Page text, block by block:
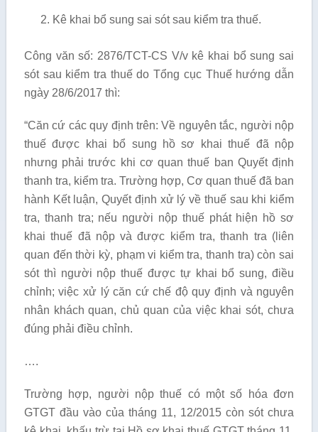
Kê khai bổ sung sai sót sau kiểm tra thuế.
Công văn số: 2876/TCT-CS V/v kê khai bổ sung sai
sót sau kiểm tra thuế do Tổng cục Thuế hướng dẫn
ngày 28/6/2017 thì:
“Căn cứ các quy định trên: Về nguyên tắc, người nộp
thuế được khai bổ sung hồ sơ khai thuế đã nộp
nhưng phải trước khi cơ quan thuế ban Quyết định
thanh tra, kiểm tra. Trường hợp, Cơ quan thuế đã ban
hành Kết luận, Quyết định xử lý về thuế sau khi kiểm
tra, thanh tra; nếu người nộp thuế phát hiện hồ sơ
khai thuế đã nộp và được kiểm tra, thanh tra (liên
quan đến thời kỳ, phạm vi kiểm tra, thanh tra) còn sai
sót thì người nộp thuế được tự khai bổ sung, điều
chỉnh; việc xử lý căn cứ chế độ quy định và nguyên
nhân khách quan, chủ quan của việc khai sót, chưa
đúng phải điều chỉnh.
….
Trường hợp, người nộp thuế có một số hóa đơn
GTGT đầu vào của tháng 11, 12/2015 còn sót chưa